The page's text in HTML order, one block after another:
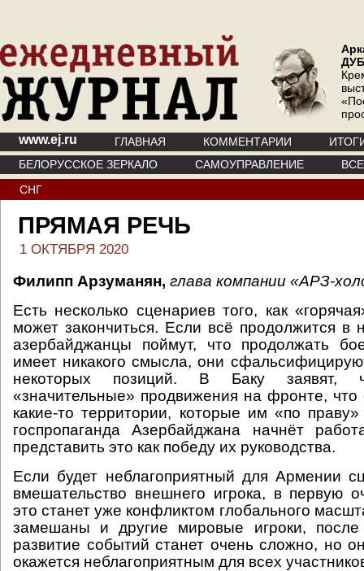
www.ej.ru ГЛАВНАЯ КОММЕНТАРИИ
БЕЛОРУССКОЕ ЗЕРКАЛО
САМОУПРАВЛЕНИЕ
СНГ
ПРЯМАЯ РЕЧЬ
1 ОКТЯБРЯ 2020
Филипп Арзуманян, глава компании «АРЗ-
Есть несколько сценариев того, как
может закончиться. Если всё продолжится
азербайджанцы поймут, что продолжать
имеет никакого смысла, они
некоторых позиций. В Баку
«значительные» продвижения на фронте,
какие-то территории, которые им «по
госпропаганда Азербайджана начнёт
представить это как победу их руководства.
Если будет неблагоприятный для Армении
вмешательство внешнего игрока, в первую
это станет уже конфликтом глобального
замешаны и другие мировые игроки, после
развитие событий станет очень сложно, но
окажется неблагоприятным для всех